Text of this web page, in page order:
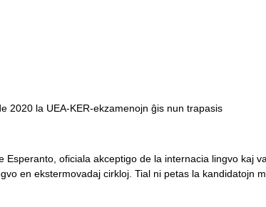
2020 la UEA-KER-ekzamenojn ĝis nun trapasis
oficiala akceptigo de la internacia lingvo kaj
en ekstermovadaj cirkloj. Tial ni petas la kandidatojn